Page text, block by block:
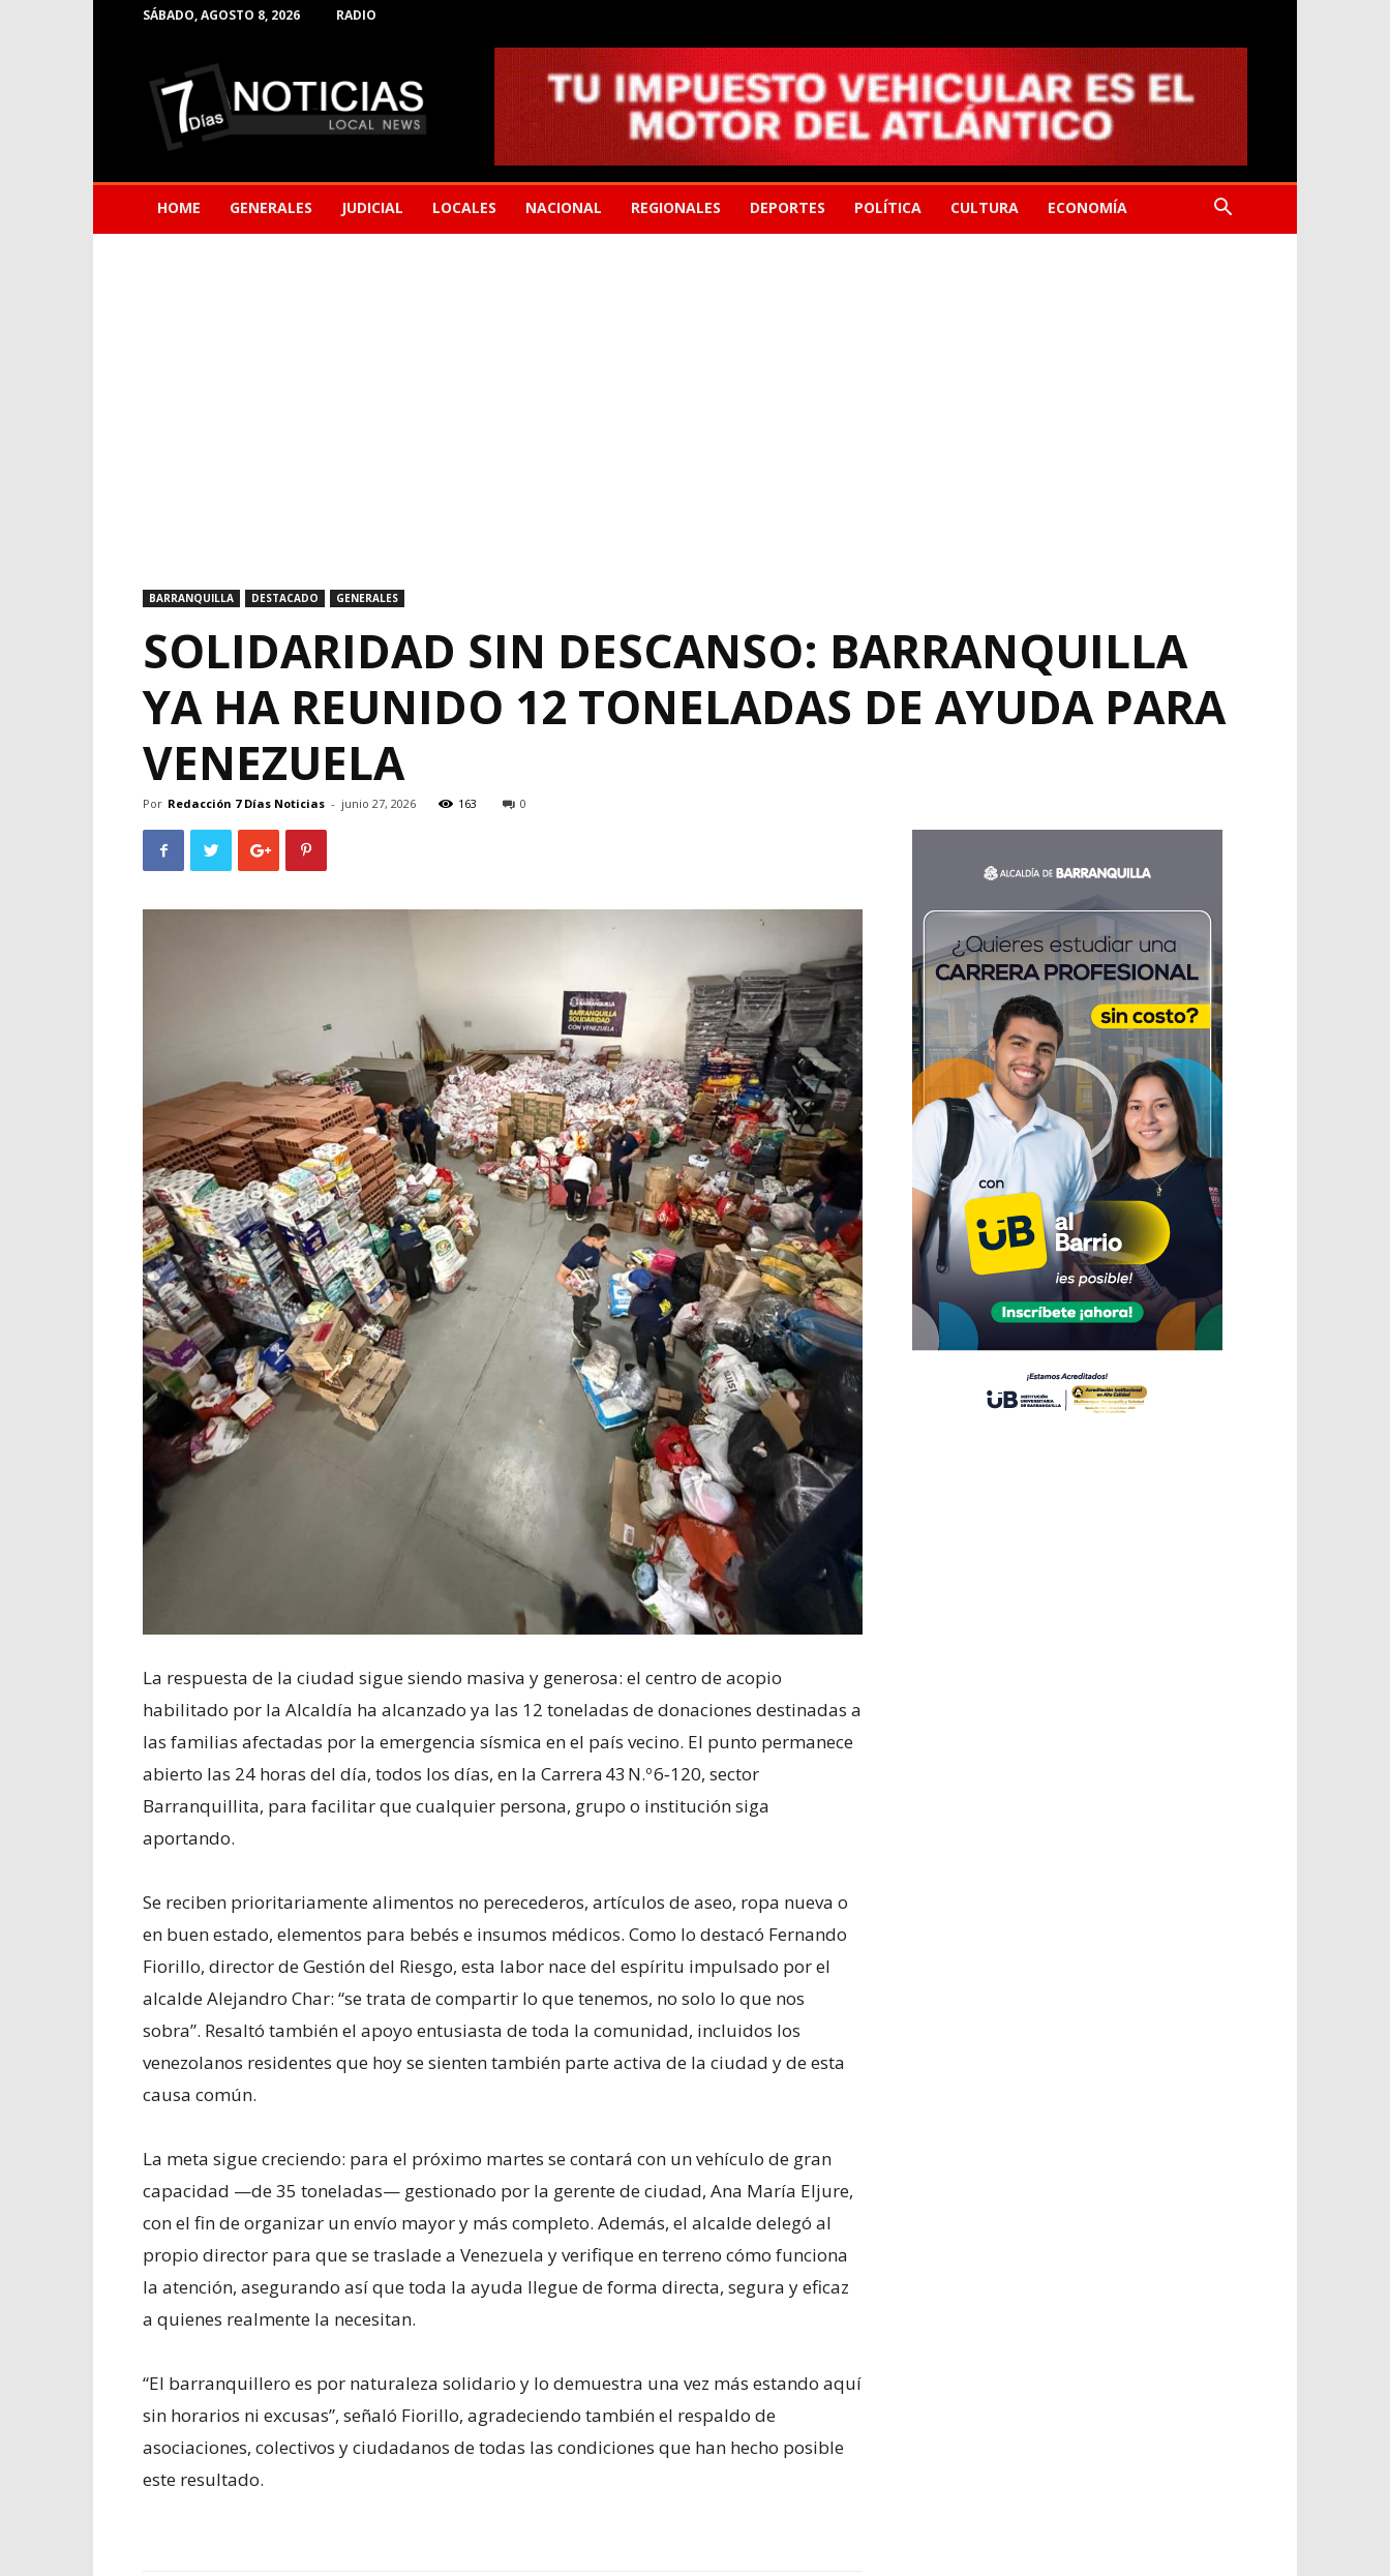
SÁBADO, AGOSTO 8, 2026 RADIO
Noticias
de
Barranquilla
HOME GENERALES JUDICIAL LOCALES NACIONAL REGIONALES DEPORTES POLÍTICA CULTURA ECONOMÍA
BARRANQUILLA DESTACADO GENERALES
SOLIDARIDAD SIN DESCANSO: BARRANQUILLA
YA HA REUNIDO 12 TONELADAS DE AYUDA PARA
VENEZUELA
Por Redacción 7 Días Noticias - junio 27, 2026 163 0
La respuesta de la ciudad sigue siendo masiva y generosa: el centro de acopio
habilitado por la Alcaldía ha alcanzado ya las 12 toneladas de donaciones destinadas a
las familias afectadas por la emergencia sísmica en el país vecino. El punto permanece
abierto las 24 horas del día, todos los días, en la Carrera 43 N.º 6‑120, sector
Barranquillita, para facilitar que cualquier persona, grupo o institución siga
aportando.
Se reciben prioritariamente alimentos no perecederos, artículos de aseo, ropa nueva o
en buen estado, elementos para bebés e insumos médicos. Como lo destacó Fernando
Fiorillo, director de Gestión del Riesgo, esta labor nace del espíritu impulsado por el
alcalde Alejandro Char: “se trata de compartir lo que tenemos, no solo lo que nos
sobra”. Resaltó también el apoyo entusiasta de toda la comunidad, incluidos los
venezolanos residentes que hoy se sienten también parte activa de la ciudad y de esta
causa común.
La meta sigue creciendo: para el próximo martes se contará con un vehículo de gran
capacidad —de 35 toneladas— gestionado por la gerente de ciudad, Ana María Eljure,
con el fin de organizar un envío mayor y más completo. Además, el alcalde delegó al
propio director para que se traslade a Venezuela y verifique en terreno cómo funciona
la atención, asegurando así que toda la ayuda llegue de forma directa, segura y eficaz
a quienes realmente la necesitan.
“El barranquillero es por naturaleza solidario y lo demuestra una vez más estando aquí
sin horarios ni excusas”, señaló Fiorillo, agradeciendo también el respaldo de
asociaciones, colectivos y ciudadanos de todas las condiciones que han hecho posible
este resultado.